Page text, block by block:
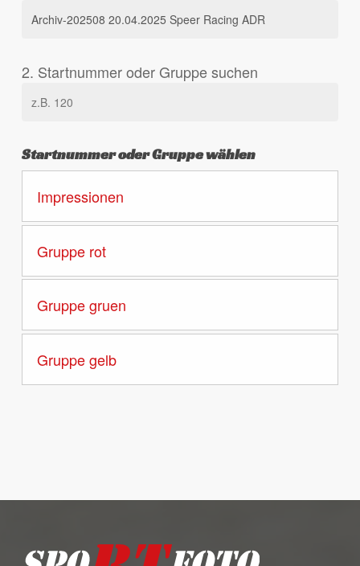
Es befinden sich keine Produkte
2. Startnummer oder Gruppe suchen
Startnummer oder Gruppe wählen
Impressionen
Gruppe rot
Gruppe gruen
Gruppe gelb